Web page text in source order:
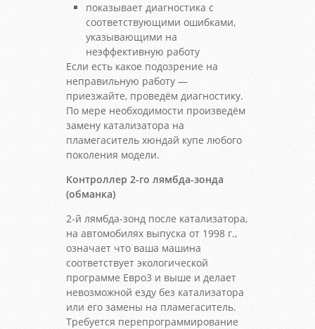
показывает диагностика с
соответствующими ошибками,
указывающими на
неэффективную работу
Если есть какое подозрение на
неправильную работу —
приезжайте, проведём диагностику.
По мере необходимости произведём
замену катализатора на
пламегаситель хюндай купе любого
поколения модели.
Контроллер 2-го лямбда-зонда
(обманка)
2-й лямбда-зонд после катализатора,
на автомобилях выпуска от 1998 г.,
означает что ваша машина
соответствует экологической
программе Евро3 и выше и делает
невозможной езду без катализатора
или его замены на пламегаситель.
Требуется перепрограммирование